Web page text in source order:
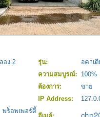
อง 2 รุ่น:
อคาเ
ความสมบูรณ์:
100%
ต้องการ:
ขาย
IP Address:
ร็อพเพอร์ตี้